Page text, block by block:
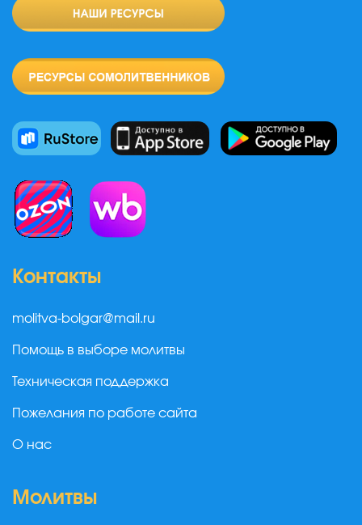
Контакты
molitva-bolgar@mail.ru
Помощь в выборе молитвы
Техническая поддержка
Пожелания по работе сайта
О нас
Молитвы